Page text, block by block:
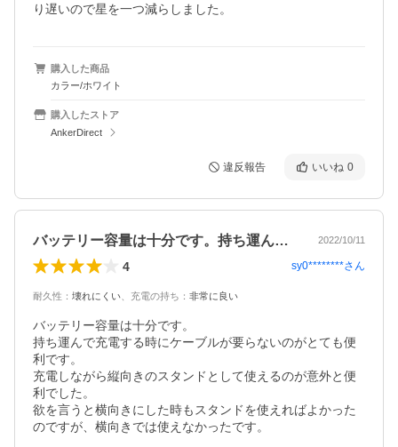
り遅いので星を一つ減らしました。
購入した商品
カラー/ホワイト
購入したストア
AnkerDirect
違反報告 いいね 0
バッテリー容量は十分です。持ち運んで充… 2022/10/11
4 sy0********さん
耐久性 ： 壊れにくい 充電の持ち ： 非常に良い
バッテリー容量は十分です。
持ち運んで充電する時にケーブルが要らないのがとても便
利です。
充電しながら縦向きのスタンドとして使えるのが意外と便
利でした。
欲を言うと横向きにした時もスタンドを使えればよかった
のですが、横向きでは使えなかったです。